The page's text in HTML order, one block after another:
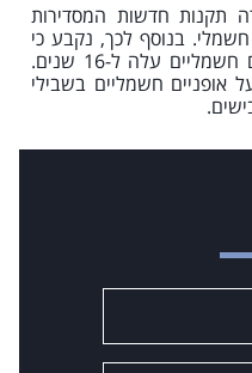
תקנות חדשות המסדירות
בנוסף לכך, נקבע כי
גיל המינימום לרכיבה על אופניים חשמליים עלה ל-16 שנים.
אופניים חשמליים בשבילי